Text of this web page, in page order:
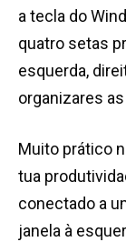
a tecla do
quatro setas
esquerda,
organizares
Muito prático
tua
conectado a
janela à